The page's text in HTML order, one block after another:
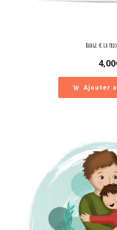
Badge « La
4,00
Ajouter